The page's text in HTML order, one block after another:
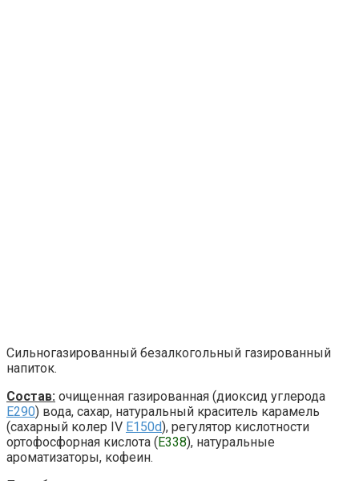
Сильногазированный безалкогольный газированный
напиток.
Состав: очищенная газированная (диоксид углерода
E290) вода, сахар, натуральный краситель карамель
(сахарный колер IV E150d), регулятор кислотности
ортофосфорная кислота (E338), натуральные
ароматизаторы, кофеин.